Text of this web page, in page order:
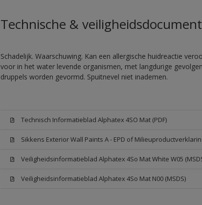
Technische &
Schadelijk. Waarschuwing. Kan een allergische huidreactie
voor in het water levende organismen, met langdurige
druppels worden gevormd. Spuitnevel niet inademen.
Technisch Informatieblad Alphatex 4SO Mat (PDF)
Sikkens Exterior Wall Paints A - EPD of
Veiligheidsinformatieblad Alphatex 4So Mat White W05
Veiligheidsinformatieblad Alphatex 4So Mat N00 (MSDS)